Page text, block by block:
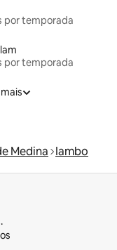
por temporada
por temporada
Medina Iambo